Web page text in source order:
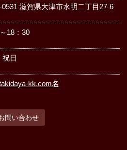
0531 滋賀県大津市水明二丁目27-6
18：30
祝日
kk.com名
問い合わせ